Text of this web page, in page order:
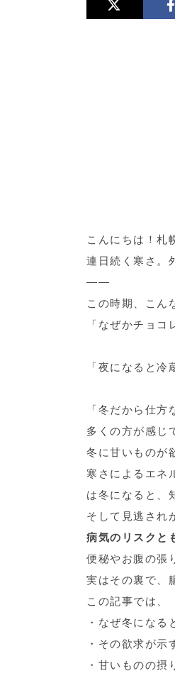
こんにちは！札
連日続く寒さ。
――
この時期、こん
「なぜかチョコ
「夜になると冷
「冬だから仕方
多くの方が感じ
冬に甘いものが
寒さによるエネ
は冬になると、
そして見逃され
病気のリスクと
便秘やお腹の張
実はその裏で、
この記事では、
・なぜ冬になる
・その欲求が示
・甘いものの摂